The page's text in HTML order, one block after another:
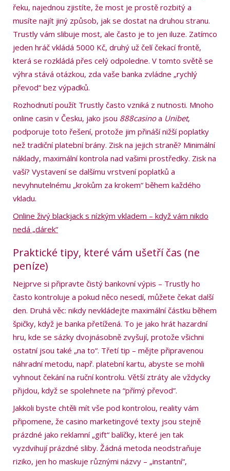
řeku, najednou zjistíte, že most je prostě rozbitý a
musíte najít jiný způsob, jak se dostat na druhou stranu.
Trustly vám slibuje most, ale často je to jen iluze. Zatímco
jeden hráč vkládá 5000 Kč, druhý už čelí čekací frontě,
která se rozkládá přes celý odpoledne. V tomto světě se
výhra stává otázkou, zda vaše banka zvládne „rychlý
převod“ bez výpadků.
Rozhodnutí použít Trustly často vzniká z nutnosti. Mnoho
online casin v Česku, jako jsou 888casinoa Unibet,
podporuje toto řešení, protože jim přináší nižší poplatky
než tradiční platební brány. Zisk na jejich straně? Minimální
náklady, maximální kontrola nad vašimi prostředky. Zisk na
vaší? Vystavení se dalšímu vrstvení poplatků a
nevyhnutelnému „krokům za krokem“ během každého
vkladu.
Online živý blackjack s nízkým vkladem – když vám nikdo
nedá „dárek“
Praktické tipy, které vám ušetří čas (ne
peníze)
Nejprve si připravte čistý bankovní výpis – Trustly ho
často kontroluje a pokud něco nesedí, můžete čekat další
den. Druhá věc: nikdy nevkládejte maximální částku během
špičky, když je banka přetížená. To je jako hrát hazardní
hru, kde se sázky dvojnásobně zvyšují, protože všichni
ostatní jsou také „na to“. Třetí tip – mějte připravenou
náhradní metodu, např. platební kartu, abyste se mohli
vyhnout čekání na ruční kontrolu. Větší ztráty ale vždycky
přijdou, když se spolehnete na “přímý převod”.
Jakkoli byste chtěli mít vše pod kontrolou, reality vám
připomene, že casino marketingové texty jsou stejně
prázdné jako reklamní „gift“ balíčky, které jen tak
vyzdvihují prázdné sliby. Žádná metoda neodstraňuje
riziko, jen ho maskuje různými názvy – „instantní“,